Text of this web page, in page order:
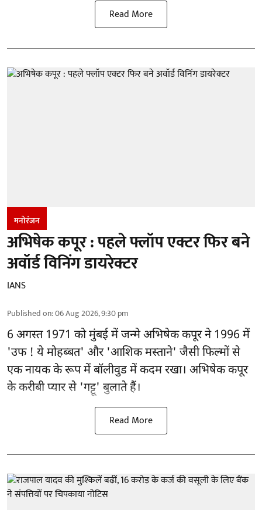
Read More
मनोरंजन
अभिषेक कपूर : पहले फ्लॉप एक्टर फिर बने
अवॉर्ड विनिंग डायरेक्टर
IANS
Published on:06 Aug 2026, 9:30 pm
6 अगस्त 1971 को मुंबई में जन्मे अभिषेक कपूर ने 1996 में
'उफ ! ये मोहब्बत' और 'आशिक मस्ताने' जैसी फिल्मों से
एक नायक के रूप मेंबॉलीवुडमें कदम रखा। अभिषेक कपूर
के करीबी प्यार से 'गट्टू' बुलाते हैं।
Read More